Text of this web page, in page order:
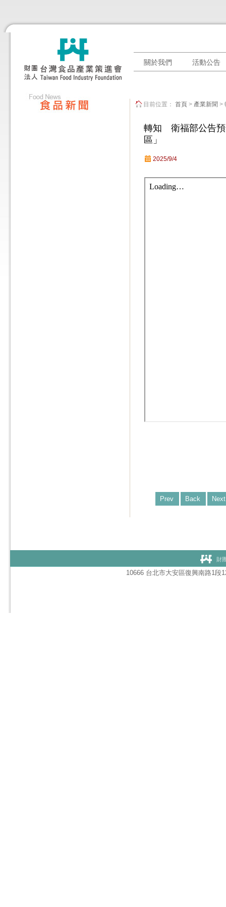
關於我們 活動公告
目前位置：首頁 > 產業新聞 >
轉知 衛福部公告預
區」
2025/9/4
Prev Back Next
財
10666 台北市大安區復興南路1段